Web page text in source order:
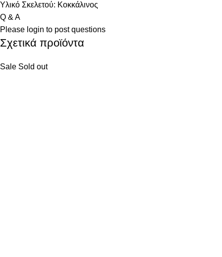
Υλικό Σκελετού: Κοκκάλινος
Q & A
Please login to post questions
Σχετικά προϊόντα
Sale Sold out